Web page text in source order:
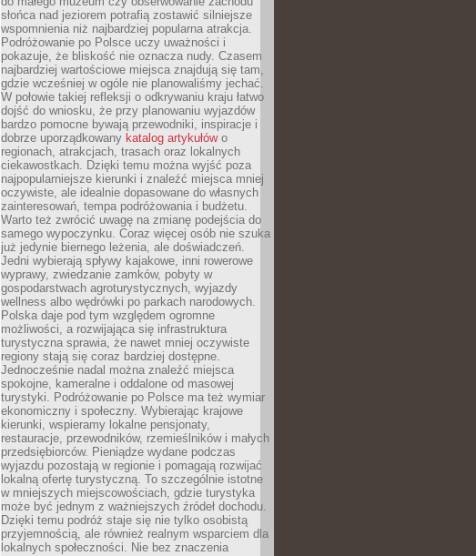
słońca nad jeziorem potrafią zostawić silniejsze
wspomnienia niż najbardziej popularna atrakcja.
Podróżowanie po Polsce uczy uważności i
pokazuje, że bliskość nie oznacza nudy. Czasem
najbardziej wartościowe miejsca znajdują się tam,
gdzie wcześniej w ogóle nie planowaliśmy jechać.
W połowie takiej refleksji o odkrywaniu kraju łatwo
dojść do wniosku, że przy planowaniu wyjazdów
bardzo pomocne bywają przewodniki, inspiracje i
dobrze uporządkowany katalog artykułówo
regionach, atrakcjach, trasach oraz lokalnych
ciekawostkach. Dzięki temu można wyjść poza
najpopularniejsze kierunki i znaleźć miejsca mniej
oczywiste, ale idealnie dopasowane do własnych
zainteresowań, tempa podróżowania i budżetu.
Warto też zwrócić uwagę na zmianę podejścia do
samego wypoczynku. Coraz więcej osób nie szuka
już jedynie biernego leżenia, ale doświadczeń.
Jedni wybierają spływy kajakowe, inni rowerowe
wyprawy, zwiedzanie zamków, pobyty w
gospodarstwach agroturystycznych, wyjazdy
wellness albo wędrówki po parkach narodowych.
Polska daje pod tym względem ogromne
możliwości, a rozwijająca się infrastruktura
turystyczna sprawia, że nawet mniej oczywiste
regiony stają się coraz bardziej dostępne.
Jednocześnie nadal można znaleźć miejsca
spokojne, kameralne i oddalone od masowej
turystyki. Podróżowanie po Polsce ma też wymiar
ekonomiczny i społeczny. Wybierając krajowe
kierunki, wspieramy lokalne pensjonaty,
restauracje, przewodników, rzemieślników i małych
przedsiębiorców. Pieniądze wydane podczas
wyjazdu pozostają w regionie i pomagają rozwijać
lokalną ofertę turystyczną. To szczególnie istotne
w mniejszych miejscowościach, gdzie turystyka
może być jednym z ważniejszych źródeł dochodu.
Dzięki temu podróż staje się nie tylko osobistą
przyjemnością, ale również realnym wsparciem dla
lokalnych społeczności. Nie bez znaczenia